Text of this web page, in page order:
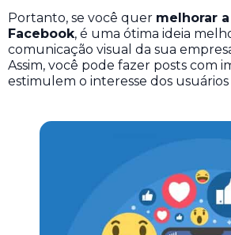
Portanto, se você quer melhorar
Facebook, é uma ótima ideia
comunicação visual da sua
Assim, você pode fazer posts com
estimulem o interesse dos usuários